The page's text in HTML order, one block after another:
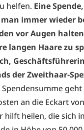
helfen. Eine
immer wieder
vor Augen
langen Haare zu
der Zweithaar-
an die Eckart
hilft heilen, die sich